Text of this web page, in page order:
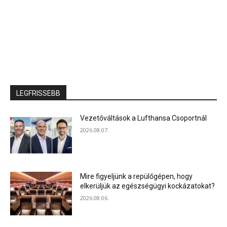
LEGFRISSEBB
Vezetőváltások a Lufthansa Csoportnál
2026.08.07.
Mire figyeljünk a repülőgépen, hogy
elkerüljük az egészségügyi kockázatokat?
2026.08.06.